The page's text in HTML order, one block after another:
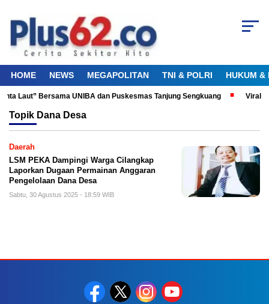
HOME NEWS MEGAPOLITAN TNI & POLRI HUKUM &
Laut” Bersama UNIBA dan Puskesmas Tanjung Sengkuang Viral!
Topik Dana Desa
Daerah
LSM PEKA Dampingi Warga Cilangkap
Laporkan Dugaan Permainan Anggaran
Pengelolaan Dana Desa
Sabtu, 30 Agustus 2025 - 18:59 WIB